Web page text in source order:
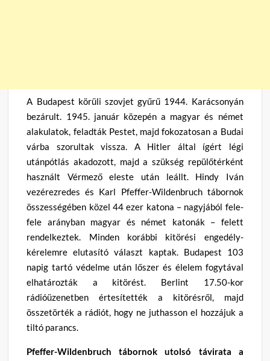
A Budapest körüli szovjet gyűrű 1944. Karácsonyán
bezárult. 1945. január közepén a magyar és német
alakulatok, feladták Pestet, majd fokozatosan a Budai
várba szorultak vissza. A Hitler által ígért légi
utánpótlás akadozott, majd a szükség repülőtérként
használt Vérmező eleste után leállt. Hindy Iván
vezérezredes és Karl Pfeffer-Wildenbruch tábornok
összességében közel 44 ezer katona – nagyjából fele-
fele arányban magyar és német katonák – felett
rendelkeztek. Minden korábbi kitörési engedély-
kérelemre elutasító választ kaptak. Budapest 103
napig tartó védelme után lőszer és élelem fogytával
elhatározták a kitörést. Berlint 17.50-kor
rádióüzenetben értesítették a kitörésről, majd
összetörték a rádiót, hogy ne juthasson el hozzájuk a
tiltó parancs.
Pfeffer-Wildenbruch tábornok utolsó távirata a